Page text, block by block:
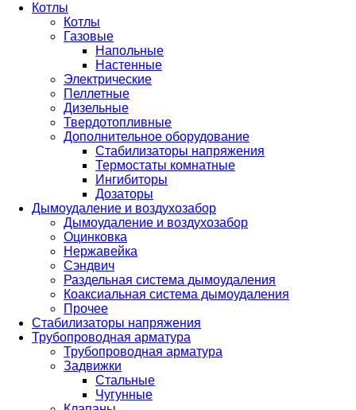
Котлы
Котлы
Газовые
Напольные
Настенные
Электрические
Пеллетные
Дизельные
Твердотопливные
Дополнительное оборудование
Стабилизаторы напряжения
Термостаты комнатные
Ингибиторы
Дозаторы
Дымоудаление и воздухозабор
Дымоудаление и воздухозабор
Оцинковка
Нержавейка
Сэндвич
Раздельная система дымоудаления
Коаксиальная система дымоудаления
Прочее
Стабилизаторы напряжения
Трубопроводная арматура
Трубопроводная арматура
Задвижки
Стальные
Чугунные